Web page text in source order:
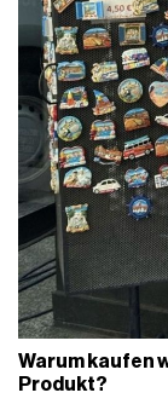
Warum kaufen
Produkt?